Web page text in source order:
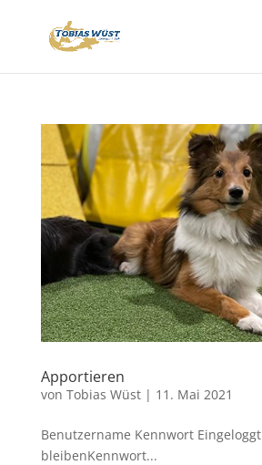
Apportieren
von Tobias Wüst| 11. Mai 2021
Benutzername Kennwort Eingeloggt
bleibenKennwort...